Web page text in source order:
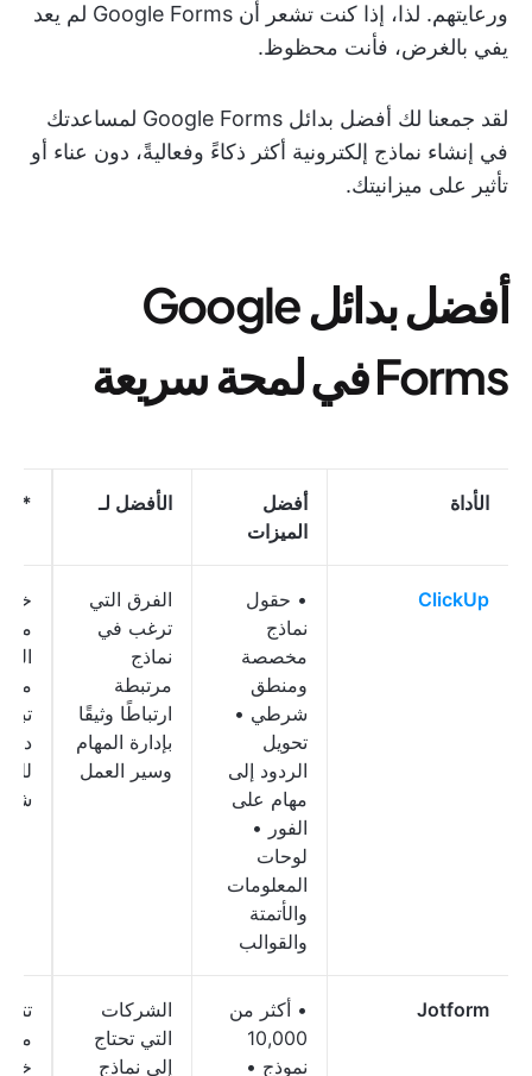
ورعايتهم. لذا، إذا كنت تشعر أن Google Forms لم يعد
يفي بالغرض، فأنت محظوظ.
لقد جمعنا لك أفضل بدائل Google Forms لمساعدتك
في إنشاء نماذج إلكترونية أكثر ذكاءً وفعاليةً، دون عناء أو
تأثير على ميزانيتك.
أفضل بدائل Google
Forms في لمحة سريعة
الأداة
أفضل
الميزات
الأفضل لـ
ClickUp
• حقول
نماذج
مخصصة
ومنطق
شرطي •
تحويل
الردود إلى
مهام على
الفور •
لوحات
المعلومات
والأتمتة
والقوالب
الفرق التي
ترغب في
نماذج
مرتبطة
ارتباطًا وثيقًا
بإدارة المهام
وسير العمل
Jotform
• أكثر من
10,000
نموذج •
الشركات
التي تحتاج
إلى نماذج